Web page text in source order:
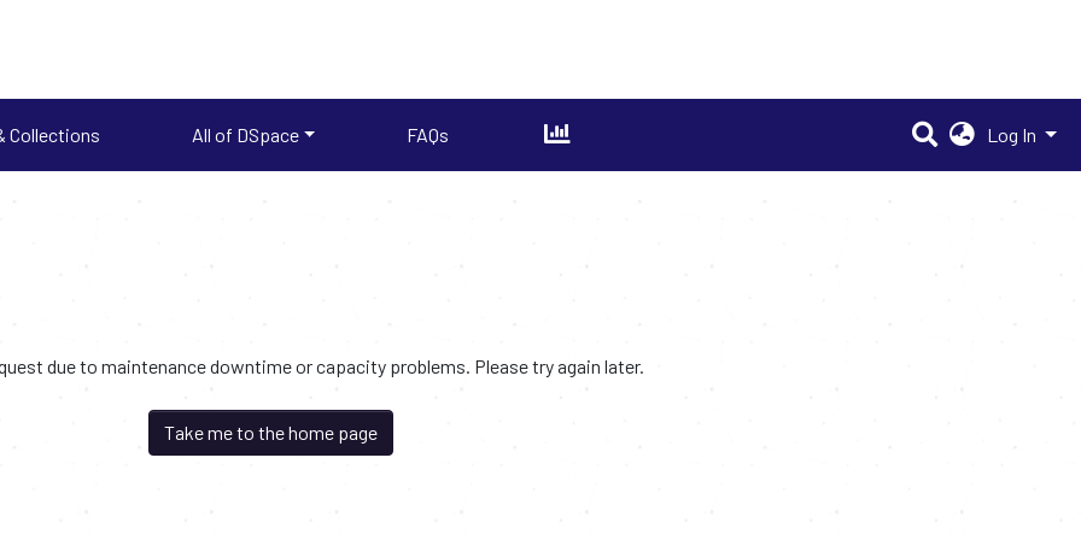
Collections All of DSpace FAQs Log In
due to maintenance downtime or capacity problems. Please try again later.
Take me to the home page